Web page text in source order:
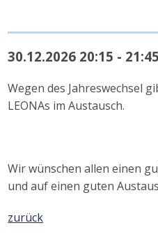
30.12.2026 20:15 - 21:45
Wegen des Jahreswechsel
LEONAs im Austausch.
Wir wünschen allen einen
und auf einen guten
zurück